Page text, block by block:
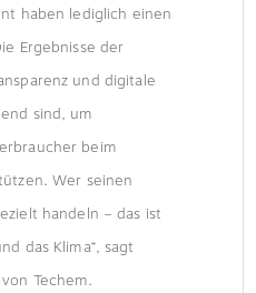
haben lediglich einen
Ergebnisse der
und digitale
sind, um
beim
Wer seinen
handeln – das ist
das Klima“, sagt
Techem.